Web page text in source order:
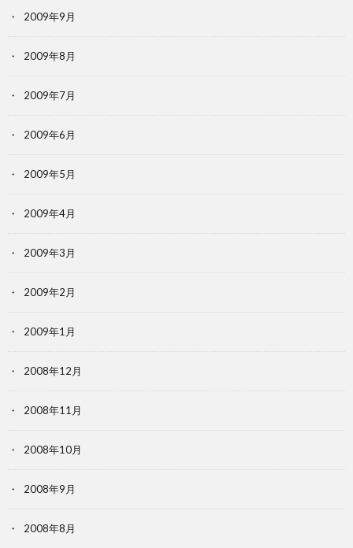
2009年9月
2009年8月
2009年7月
2009年6月
2009年5月
2009年4月
2009年3月
2009年2月
2009年1月
2008年12月
2008年11月
2008年10月
2008年9月
2008年8月